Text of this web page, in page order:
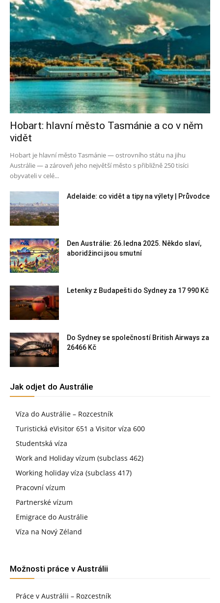
Hobart: hlavní město Tasmánie a co v něm
vidět
Hobart je hlavní město Tasmánie — ostrovního státu na jihu
Austrálie — a zároveň jeho největší město s přibližně 250 tisíci
obyvateli v celé...
Adelaide: co vidět a tipy na výlety | Průvodce
Den Austrálie: 26.ledna 2025. Někdo slaví,
aboridžinci jsou smutní
Letenky z Budapešti do Sydney za 17 990 Kč
Do Sydney se společností British Airways za
26466 Kč
Jak odjet do Austrálie
Víza do Austrálie – Rozcestník
Turistická eVisitor 651 a Visitor víza 600
Studentská víza
Work and Holiday vízum (subclass 462)
Working holiday víza (subclass 417)
Pracovní vízum
Partnerské vízum
Emigrace do Austrálie
Víza na Nový Zéland
Možnosti práce v Austrálii
Práce v Austrálii – Rozcestník